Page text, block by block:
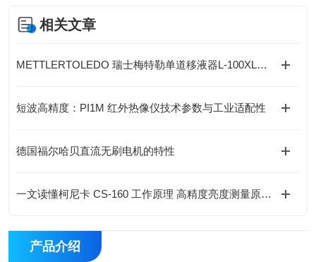
相关文章
METTLERTOLEDO 瑞士梅特勒单道移液器L-100XLS+的特点
短波高精度：PI1M 红外热像仪技术参数与工业适配性
德国福尔哈贝直流无刷电机的特性
一文读懂柯尼卡 CS-160 工作原理 高精度亮度测量原来是这样
产品介绍